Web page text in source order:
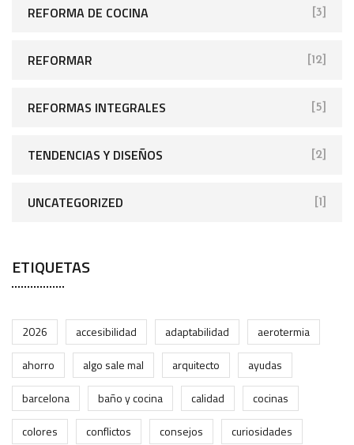
REFORMA DE COCINA [3]
REFORMAR [12]
REFORMAS INTEGRALES [5]
TENDENCIAS Y DISEÑOS [2]
UNCATEGORIZED [1]
ETIQUETAS
2026 accesibilidad adaptabilidad
aerotermia
ahorro
algo sale mal arquitecto
ayudas
barcelona
baño y cocina calidad
cocinas
colores
conflictos consejos
curiosidades